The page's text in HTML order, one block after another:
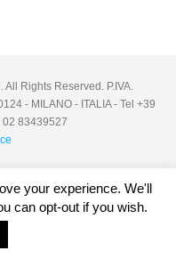
Rights Reserved. P.IVA.
- MILANO - ITALIA - Tel +39
83439527
your experience. We'll
can opt-out if you wish.